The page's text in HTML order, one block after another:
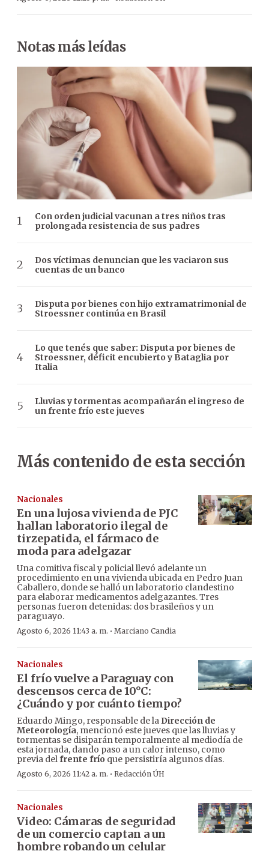
Notas más leídas
Con orden judicial vacunan a tres niños tras
prolongada resistencia de sus padres
Dos víctimas denuncian que les vaciaron sus
cuentas de un banco
Disputa por bienes con hijo extramatrimonial de
Stroessner continúa en Brasil
Lo que tenés que saber: Disputa por bienes de
Stroessner, déficit encubierto y Bataglia por
Italia
Lluvias y tormentas acompañarán el ingreso de
un frente frío este jueves
Más contenido de esta sección
Nacionales
En una lujosa vivienda de PJC
hallan laboratorio ilegal de
tirzepatida, el fármaco de
moda para adelgazar
Una comitiva fiscal y policial llevó adelante un
procedimiento en una vivienda ubicada en Pedro Juan
Caballero, donde se halló un laboratorio clandestino
para elaborar medicamentos adelgazantes. Tres
personas fueron detenidas: dos brasileños y un
paraguayo.
Agosto 6, 2026 11:43 a. m. · Marciano Candia
Nacionales
El frío vuelve a Paraguay con
descensos cerca de 10°C:
¿Cuándo y por cuánto tiempo?
Eduardo Mingo, responsable de la Dirección de
Meteorología, mencionó este jueves que las lluvias y
tormentas se disiparán temporalmente al mediodía de
esta jornada, dando paso a un calor intenso, como
previa delfrente frío que persistiría algunos días.
Agosto 6, 2026 11:42 a. m. · Redacción ÚH
Nacionales
Video: Cámaras de seguridad
de un comercio captan a un
hombre robando un celular